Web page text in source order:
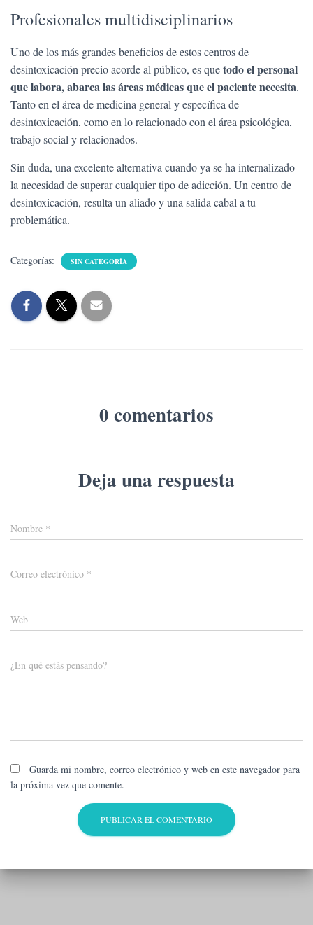
Profesionales multidisciplinarios
Uno de los más grandes beneficios de estos centros de
desintoxicación precio acorde al público, es quetodo el personal
que labora, abarca las áreas médicas que el paciente necesita.
Tanto en el área de medicina general y específica de
desintoxicación, como en lo relacionado con el área psicológica,
trabajo social y relacionados.
Sin duda, una excelente alternativa cuando ya se ha internalizado
la necesidad de superar cualquier tipo de adicción. Un centro de
desintoxicación, resulta un aliado y una salida cabal a tu
problemática.
Categorías: SIN CATEGORÍA
0 comentarios
Deja una respuesta
Nombre *
Correo electrónico *
Web
¿En qué estás pensando?
Guarda mi nombre, correo electrónico y web en este navegador para
la próxima vez que comente.